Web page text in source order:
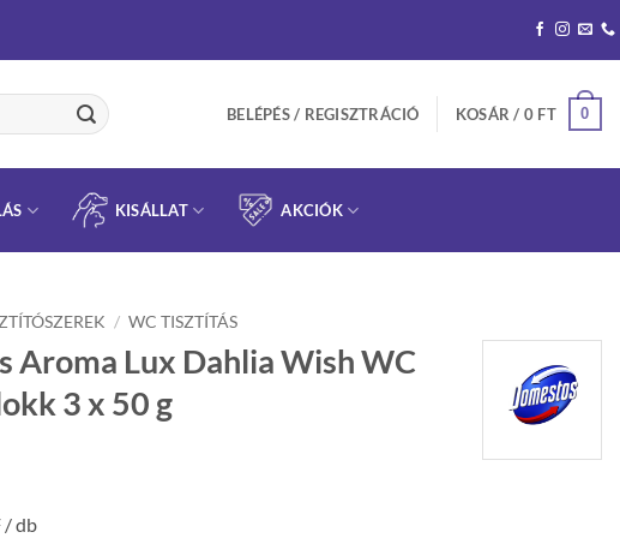
BELÉPÉS / REGISZTRÁCIÓ KOSÁR / 0 FT 0
KISÁLLAT AKCIÓK
/ WC TISZTÍTÁS
Aroma Lux Dahlia Wish WC
3 x 50 g
/ db